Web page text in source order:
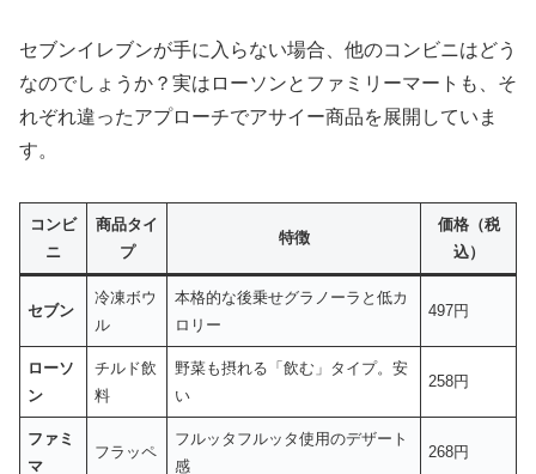
セブンイレブンが手に入らない場合、他のコンビニはどう
なのでしょうか？実はローソンとファミリーマートも、そ
れぞれ違ったアプローチでアサイー商品を展開していま
す。
コンビ
ニ
商品タイ
プ
特徴
価格（税
込）
セブン
冷凍ボウ
ル
本格的な後乗せグラノーラ と低カ
ロリー
497円
ローソ
ン
チルド飲
料
野菜も摂れる「飲む」タイプ。安
い
258円
ファミ
マ
フラッペ
フルッタフルッタ使用のデザート
感
268円